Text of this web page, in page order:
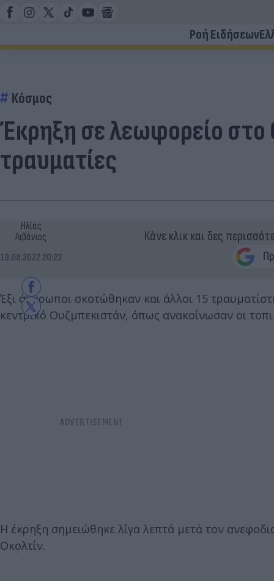
Ροή Ειδήσεων
Κόσμος
Έκρηξη σε λεωφορείο στο
τραυματίες
Ηλίας
Λιβάνιος
19.08.2022 20:23
Κάνε κλικ και δες
Έξι άνθρωποι σκοτώθηκαν και άλλοι 15
κεντρικό Ουζμπεκιστάν, όπως ανακοίνωσαν οι
Η έκρηξη σημειώθηκε λίγα λεπτά μετά τον
Οκολτίν.